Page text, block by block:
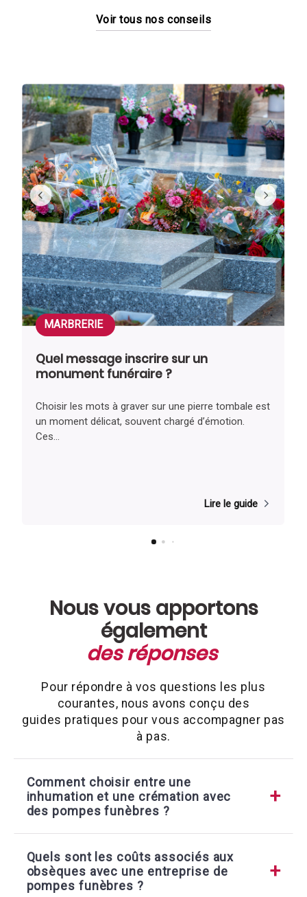
collabore avec des partenaires de confiance
comme ERIT pour vous offrir des services
administratifs post-obsèques et vous aider
dans les démarches telles que la résiliation
de contrats ou la gestion de la vie numérique
du défunt.
Une offre complète pour répondre à
toutes vos demandes
Maison Plessis propose une sélection
complète de produits funéraires, adaptés à
tous les budgets : cercueils, urnes, capitons,
ainsi que des fleurs artificielles ou des
emblèmes religieux. Notre offre vise à vous
permettre de personnaliser la cérémonie
selon vos souhaits.
Où trouver les pompes funèbres Maison
Plessis à Percy-en-Normandie ?
Vous pouvez nous retrouver à l’adresse
suivante :Pompes Funèbres Maison Plessis
Rue Jean le Couturier et 1bis rue du Chanoine,
Voir tous nos conseils
MARBRERIE
Quel message inscrire sur un
monument funéraire ?
Choisir les mots à graver sur une pierre tombale est
un moment délicat, souvent chargé d’émotion.
Ces...
Lire le guide
Nous vous apportons
également
des réponses
Pour répondre à vos questions les plus
courantes, nous avons conçu des
guides pratiques pour vous accompagner pas
à pas.
Comment choisir entre une
inhumation et une crémation avec
des pompes funèbres ?
Quels sont les coûts associés aux
obsèques avec une entreprise de
pompes funèbres ?